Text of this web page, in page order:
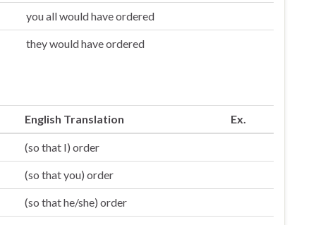
you all would have ordered
they would have ordered
English Translation Ex.
(so that I) order
(so that you) order
(so that he/she) order